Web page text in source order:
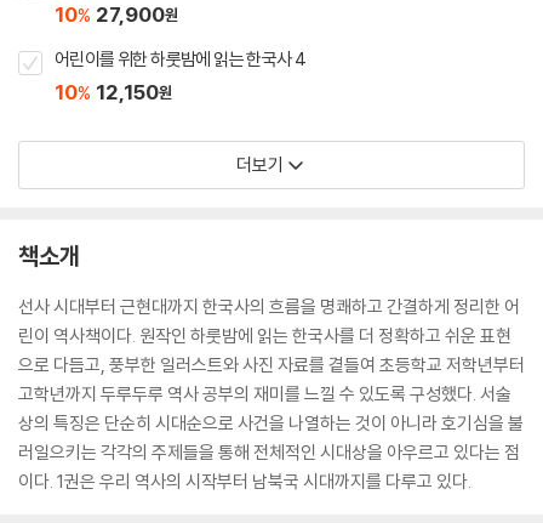
10% 27,900원
어린이를 위한 하룻밤에 읽는 한국사 4
10% 12,150원
더보기
책소개
선사 시대부터 근현대까지 한국사의 흐름을 명쾌하고 간결하게 정리한 어
린이 역사책이다. 원작인 하룻밤에 읽는 한국사를 더 정확하고 쉬운 표현
으로 다듬고, 풍부한 일러스트와 사진 자료를 곁들여 초등학교 저학년부터
고학년까지 두루두루 역사 공부의 재미를 느낄 수 있도록 구성했다. 서술
상의 특징은 단순히 시대순으로 사건을 나열하는 것이 아니라 호기심을 불
러일으키는 각각의 주제들을 통해 전체적인 시대상을 아우르고 있다는 점
이다. 1권은 우리 역사의 시작부터 남북국 시대까지를 다루고 있다.